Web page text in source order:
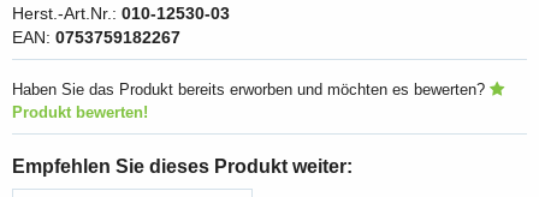
Herst.-Art.Nr.: 010-12530-03
EAN: 0753759182267
Haben Sie das Produkt bereits erworben und möchten es bewerten?
Produkt bewerten!
Empfehlen Sie dieses Produkt weiter: